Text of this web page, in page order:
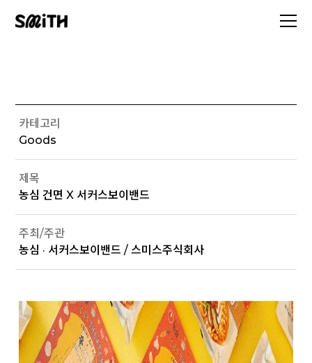
카테고리
Goods
제목
농심 건면 X 서커스보이밴드
주최/주관
농심 · 서커스보이밴드 / 스미스주식회사